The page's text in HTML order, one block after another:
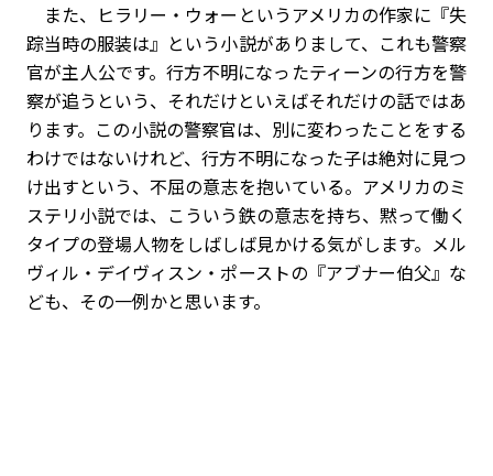
また、ヒラリー・ウォーというアメリカの作家に『失
踪当時の服装は』という小説がありまして、これも警察
官が主人公です。行方不明になったティーンの行方を警
察が追うという、それだけといえばそれだけの話ではあ
ります。この小説の警察官は、別に変わったことをする
わけではないけれど、行方不明になった子は絶対に見つ
け出すという、不屈の意志を抱いている。アメリカのミ
ステリ小説では、こういう鉄の意志を持ち、黙って働く
タイプの登場人物をしばしば見かける気がします。メル
ヴィル・デイヴィスン・ポーストの『アブナー伯父』な
ども、その一例かと思います。